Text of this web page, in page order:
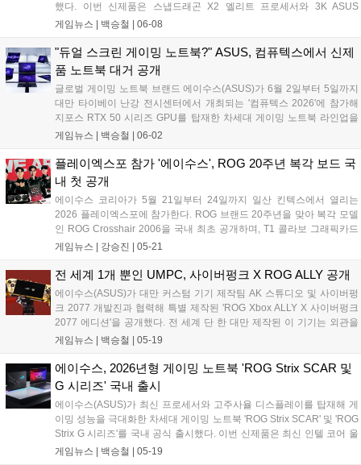
했다. 이번 신제품은 스냅드래곤 X2 엘리트 프로세서와 3K ASUS
Lumina Pro OLED 디스플레이를 탑재해 고해상도 그래픽 작업과 부드
1TB PCIe 4.0 SSD를 바탕으로 안정적인 구동 환경을 제공하며, 온디바
이스 AI 기능 처리를 위한 최대 80 TOPS 성능의 NPU를 갖췄다....
게임뉴스 | 백승철 | 06-08
"듀얼 스크린 게이밍 노트북?" ASUS, 컴퓨텍스에서 신제
품 노트북 대거 공개
글로벌 게이밍 노트북 브랜드 에이수스(ASUS)가 6월 2일부터 5일까지
대만 타이베이 난강 전시센터에서 개최되는 '컴퓨텍스 2026'에 참가해
지포스 RTX 50 시리즈 GPU를 탑재한 차세대 게이밍 노트북 라인업을
대거 공개했다. 에이수스는 게이밍 브랜드 ROG의 출범 20주년을 기념
이 환경을 강화하는 플래그십 모델과 차세대 AI 기술의 융합을 선보인다.
이번에 공개된 신제품들은 강력한 그래픽 처리 성능과 고주사율 디스플
레이, 첨단 쿨링 시스템을 결합하여 고사양 게임에서도 안정적인 프레임
유지와 시각적 몰입감을 제공하는 것이 특징이다....
게임뉴스 | 백승철 | 06-02
플레이엑스포 참가 '에이수스', ROG 20주년 복각 보드 국
내 첫 공개
에이수스 코리아가 5월 21일부터 24일까지 일산 킨텍스에서 열리는
2026 플레이엑스포에 참가한다. ROG 브랜드 20주년을 맞아 복각 모델
인 ROG Crosshair 2006을 국내 최초 공개하며, T1 콜라보 그래픽카드
등 다양한 하드웨어를 전시한다. 부스 내 레이싱 및 포터블 존 등 체험 공
제공할 예정이다....
게임뉴스 | 강승진 | 05-21
전 세계 1개 뿐인 UMPC, 사이버펑크 X ROG ALLY 공개
에이수스(ASUS)가 대만 커스텀 기기 제작팀 AK 스튜디오 및 사이버펑
크 2077 개발진과 협력해 특별 제작된 'ROG Xbox ALLY X 사이버펑크
2077 에디션'을 공개했다. 전 세계 단 한 대만 제작된 이 기기는 외관을
사이버펑크 테마로 수작업 개조했으며, 내부에는 AMD 라이젠 AI Z2 익
ROG Xbox ALLY X와 동일하다고 한다....
게임뉴스 | 백승철 | 05-19
에이수스, 2026년형 게이밍 노트북 'ROG Strix SCAR 및
G 시리즈' 국내 출시
에이수스(ASUS)가 최신 프로세서와 고주사율 디스플레이를 탑재해 게
이밍 성능을 극대화한 차세대 게이밍 노트북 'ROG Strix SCAR' 및 'ROG
Strix G 시리즈'를 국내 공식 출시했다. 이번 신제품은 최신 인텔 코어 울
트라 및 AMD 라이젠 프로세서를 기반으로 설계되어 AAA급 게임부터 e
게임뉴스 | 백승철 | 05-19